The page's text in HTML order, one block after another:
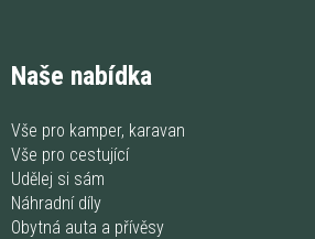
Naše nabídka
Vše pro kamper, karavan
Vše pro cestující
Udělej si sám
Náhradní díly
Obytná auta a přívěsy